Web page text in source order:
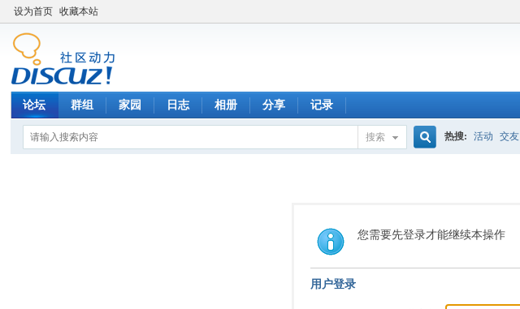
设为首页 收藏本站
论坛 群组 家园 日志 相册 分享 记录
搜索
索
热搜: 活动 交友
您需要先登录才能继续本操作
用户登录